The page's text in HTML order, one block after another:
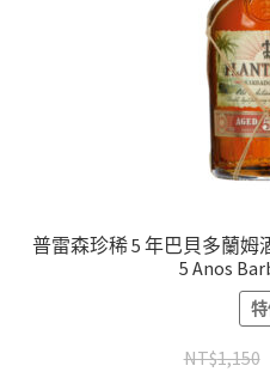
普雷森珍稀 5 年巴貝多蘭姆
5 Anos
NT$1,150